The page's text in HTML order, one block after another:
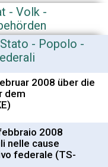
- Volk -
- Popolo -
2008 über die
dem
2008
nelle cause
federale (TS-